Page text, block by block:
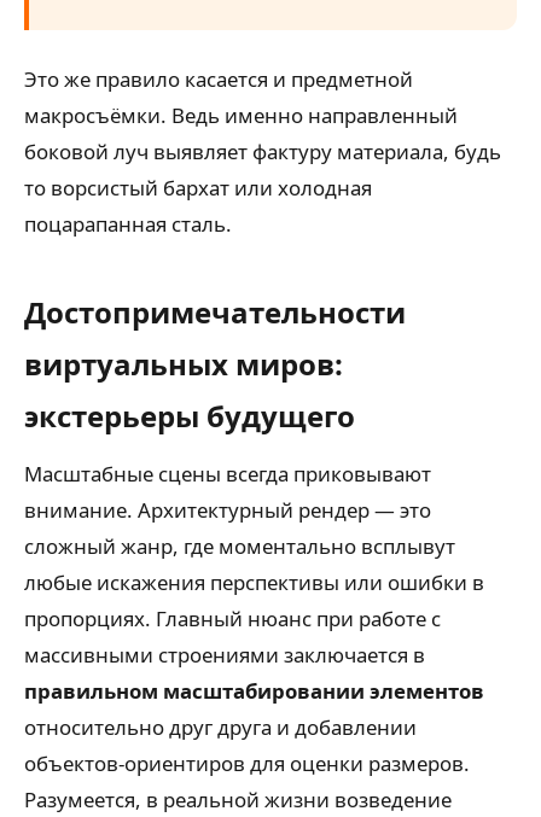
Это же правило касается и предметной
макросъёмки. Ведь именно направленный
боковой луч выявляет фактуру материала, будь
то ворсистый бархат или холодная
поцарапанная сталь.
Достопримечательности
виртуальных миров:
экстерьеры будущего
Масштабные сцены всегда приковывают
внимание. Архитектурный рендер — это
сложный жанр, где моментально всплывут
любые искажения перспективы или ошибки в
пропорциях. Главный нюанс при работе с
массивными строениями заключается в
правильном масштабировании элементов
относительно друг друга и добавлении
объектов-ориентиров для оценки размеров.
Разумеется, в реальной жизни возведение